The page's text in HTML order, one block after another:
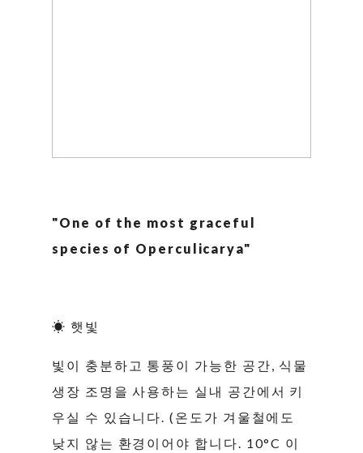
"One of the most graceful
species of Operculicarya"
☀ 햇빛
빛이 충분하고 통풍이 가능한 공간, 식물
생장 조명을 사용하는 실내 공간에서 키
우실 수 있습니다. (온도가 겨울철에도
낮지 않는 환경이어야 합니다. 10°C 이